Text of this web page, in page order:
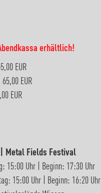
erhältlich!
EUR
EUR
EUR
Metal Fields Festival
15:00 Uhr | Beginn: 17:30 Uhr
15:00 Uhr | Beginn: 16:20 Uhr